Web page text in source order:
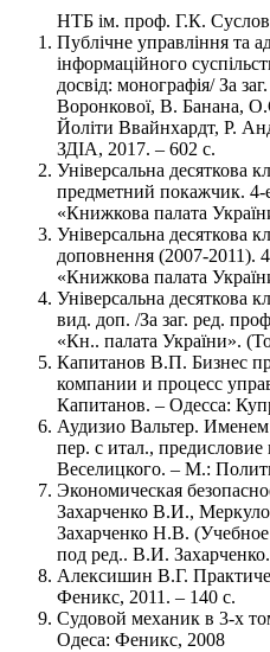
НТБ ім. проф. Г.К.
Публічне управління та
інформаційного
досвід: монографія/ За
Воронкової, В. Банана,
Йоліти Ввайнхардт, Р.
ЗДІА, 2017. – 602 с.
Універсальна десяткова
предметний покажчик.
«Книжкова палата
Універсальна десяткова
доповнення (2007-2011).
«Книжкова палата
Універсальна десяткова
вид. доп. /За заг. ред.
«Кн.. палата України».
Капитанов В.П. Бизнес
компании и процесс
Капитанов. – Одесса:
Аудизио Вальтер. Именем
пер. с итал.,
Веселицкого. – М.:
Экономическая
Захарченко В.И.,
Захарченко Н.В.
под ред.. В.И.
Алексишин В.Г.
Феникс, 2011. – 140 c.
Судовой механик в 3-х
Одеса: Феникс, 2008